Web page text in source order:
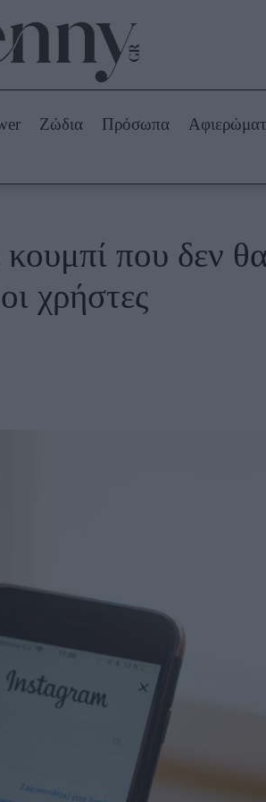
Beauty -
Ομορφιά
Skincare
Μακιγιάζ
Ζώδια
Ζώδια Πρόσωπα
που δεν
χρήστες